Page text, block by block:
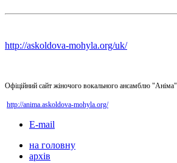
http://askoldova-mohyla.org/uk/
Офіційний сайт жіночого вокального ансамблю
http://anima.askoldova-mohyla.org/
E-mail
на головну
архів